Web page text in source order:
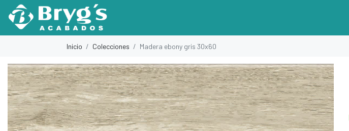
Inicio Colecciones Madera ebony gris 30x60